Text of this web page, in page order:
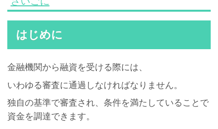
はじめに
金融機関から融資を受ける際には、
いわゆる審査に通過しなければなりません。
独自の基準で審査され、条件を満たしていることで
資金を調達できます。